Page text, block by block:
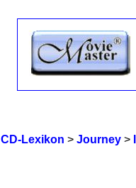
CD-Lexikon > Journey>